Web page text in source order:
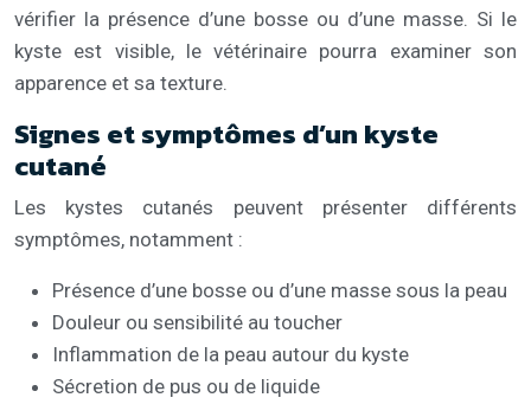
vérifier la présence d’une bosse ou d’une masse. Si le
kyste est visible, le vétérinaire pourra examiner son
apparence et sa texture.
Signes et symptômes d’un kyste
cutané
Les kystes cutanés peuvent présenter différents
symptômes, notamment :
Présence d’une bosse ou d’une masse sous la peau
Douleur ou sensibilité au toucher
Inflammation de la peau autour du kyste
Sécretion de pus ou de liquide